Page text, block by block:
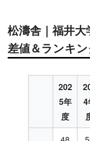
松濤舎｜福井
差値＆ランキ
202
5年
度
4